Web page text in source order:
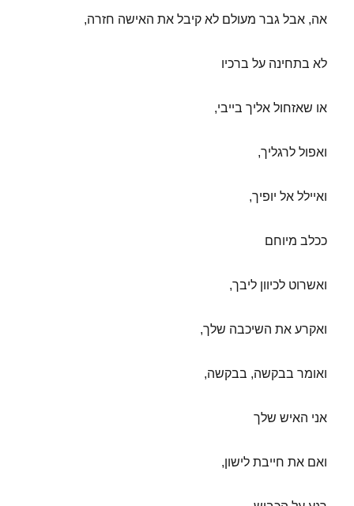
אה, אבל גבר מעולם לא קיבל את האישה חזרה,
לא בתחינה על ברכיו
או שאזחול אליך בייבי,
ואפול לרגליך,
ואיילל אל יופיך,
ככלב מיוחם
ואשרוט לכיוון ליבך,
ואקרע את השיכבה שלך,
ואומר בבקשה, בבקשה,
אני האיש שלך
ואם את חייבת לישון,